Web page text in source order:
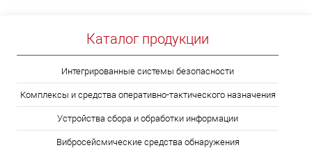
Каталог продукции
Интегрированные системы безопасности
Комплексы и средства оперативно-тактического назначения
Устройства сбора и обработки информации
Вибросейсмические средства обнаружения